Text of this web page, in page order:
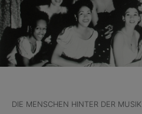
DIE MENSCHEN HINTER DER MUSIK